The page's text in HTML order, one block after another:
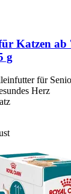
Katzen
g
für
Herz